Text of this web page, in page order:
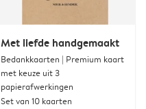
Met liefde handgemaakt
Bedankkaarten | Premium kaart
met keuze uit 3
papierafwerkingen
Set van 10 kaarten